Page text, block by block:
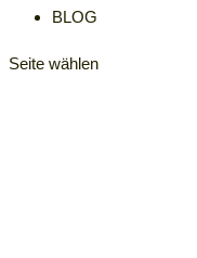
BLOG
Seite wählen